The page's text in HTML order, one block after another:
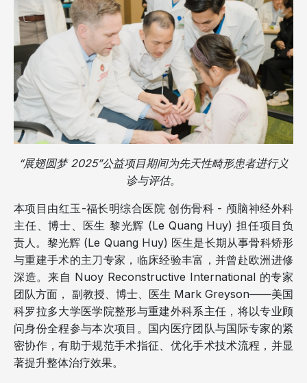
“展翅圆梦 2025”公益项目期间为先天性畸形患者进行义
诊与评估。
本项目由红玉-福长明综合医院 创伤骨科 - 颅脑神经外科
主任、博士、医生 黎光辉 (Le Quang Huy) 担任项目负
责人。黎光辉 (Le Quang Huy) 医生是长期从事骨科矫形
与重建手术的主刀专家，临床经验丰富，并曾赴欧洲进修
深造。来自 Nuoy Reconstructive International 的专家
团队方面， 副教授、博士、医生 Mark Greyson——美国
科罗拉多大学医学院整形与重建外科系主任，将以专业顾
问身份全程参与本次项目。国内医疗团队与国际专家的紧
密协作，有助于规范手术指征、优化手术技术流程，并显
著提升整体治疗效果。